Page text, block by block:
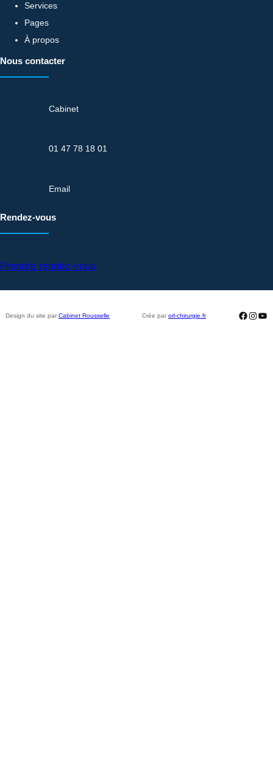
Services
Pages
À propos
Nous contacter
Cabinet
01 47 78 18 01
Email
Rendez-vous
Prendre rendez-vous
Design du site par Cabinet Rousselle Crée par orl-chirurgie.fr